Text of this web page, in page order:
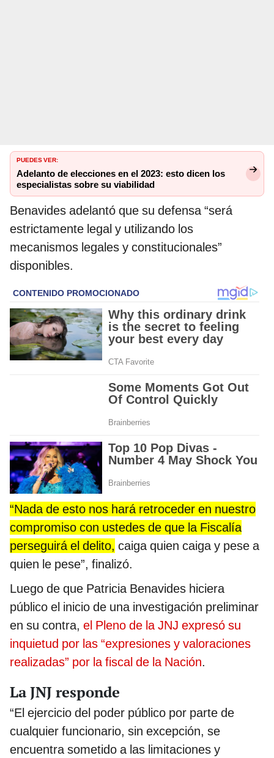
PUEDES VER:
Adelanto de elecciones en el 2023: esto dicen los
especialistas sobre su viabilidad
Benavides adelantó que su defensa “será
estrictamente legal y utilizando los
mecanismos legales y constitucionales”
disponibles.
“Nada de esto nos hará retroceder en nuestro
compromiso con ustedes de que la Fiscalía
perseguirá el delito, caiga quien caiga y pese a
quien le pese”, finalizó.
Luego de que Patricia Benavides hiciera
público el inicio de una investigación preliminar
en su contra, el Pleno de la JNJ expresó su
inquietud por las “expresiones y valoraciones
realizadas” por la fiscal de la Nación.
La JNJ responde
“El ejercicio del poder público por parte de
cualquier funcionario, sin excepción, se
encuentra sometido a las limitaciones y